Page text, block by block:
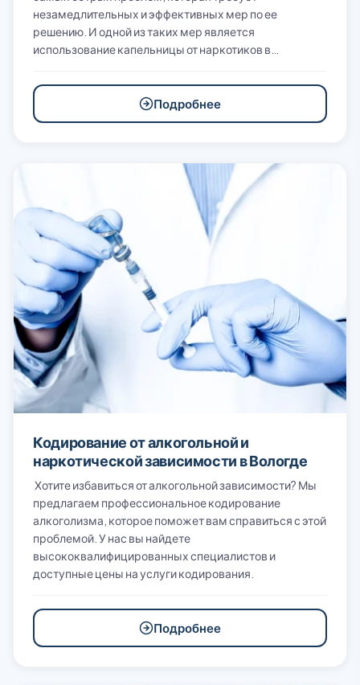
незамедлительных и эффективных мер по ее
решению. И одной из таких мер является
использование капельницы от наркотиков в…
Подробнее
Кодирование от алкогольной и
наркотической зависимости в Вологде
Хотите избавиться от алкогольной зависимости? Мы
предлагаем профессиональное кодирование
алкоголизма, которое поможет вам справиться с этой
проблемой. У нас вы найдете
высококвалифицированных специалистов и
доступные цены на услуги кодирования.
Подробнее